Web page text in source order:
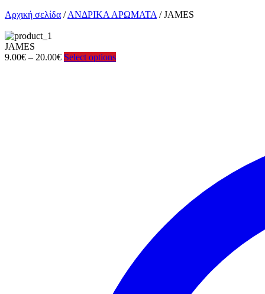
Αρχική σελίδα /ΑΝΔΡΙΚΑ ΑΡΩΜΑΤΑ /JAMES
JAMES
9.00€ – 20.00€Price
Select options